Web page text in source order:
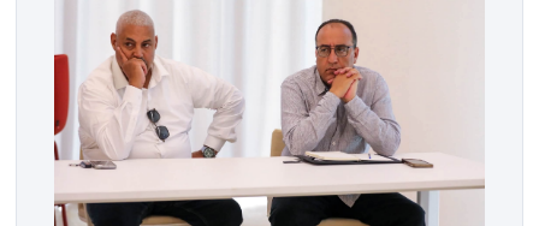
أداء لافت قدمه اللاعب برفقة اتحاد […]